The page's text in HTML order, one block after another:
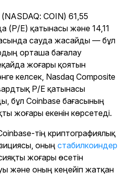
COIN) 61,55
(P/E) қатынасы және 14,11
сауда жасайды — бұл
орташа бағалау
жоғары қоятын
келсек, Nasdaq Composite
P/E қатынасы
бұл Coinbase бағасының
жоғары екенін көрсетеді.
тің криптографиялық
оныңстабилкоиндер
жоғары өсетін
және оның кеңейіп жатқан